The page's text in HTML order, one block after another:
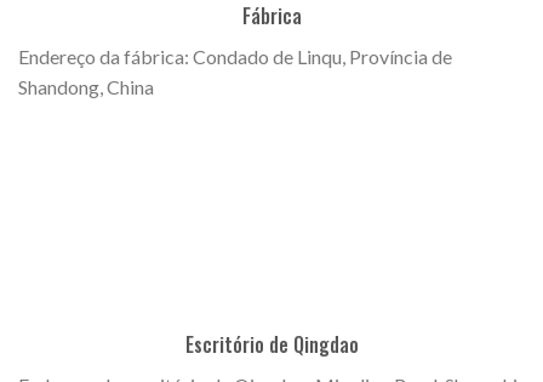
Fábrica
Endereço da fábrica: Condado de Linqu, Província de
Shandong, China
Escritório de Qingdao